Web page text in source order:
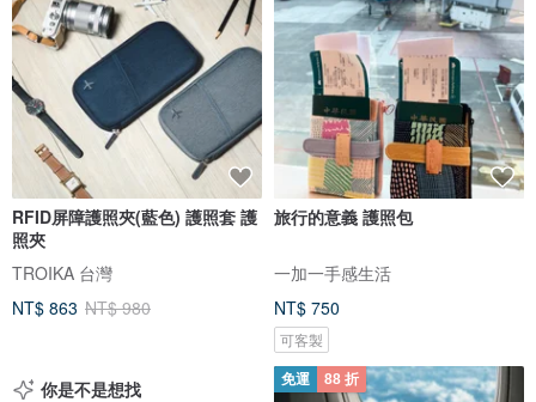
RFID屏障護照夾(藍色) 護照套 護
照夾
TROIKA 台灣
NT$ 863 NT$ 980
旅行的意義 護照包
一加一手感生活
NT$ 750
可客製
你是不是想找 免運 88 折